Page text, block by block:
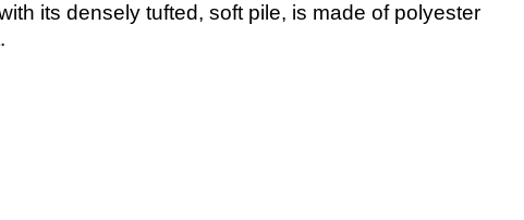
its densely tufted, soft pile, is made of polyester